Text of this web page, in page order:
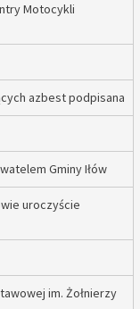
Motocykli
azbest podpisana
Gminy Iłów
uroczyście
im. Żołnierzy